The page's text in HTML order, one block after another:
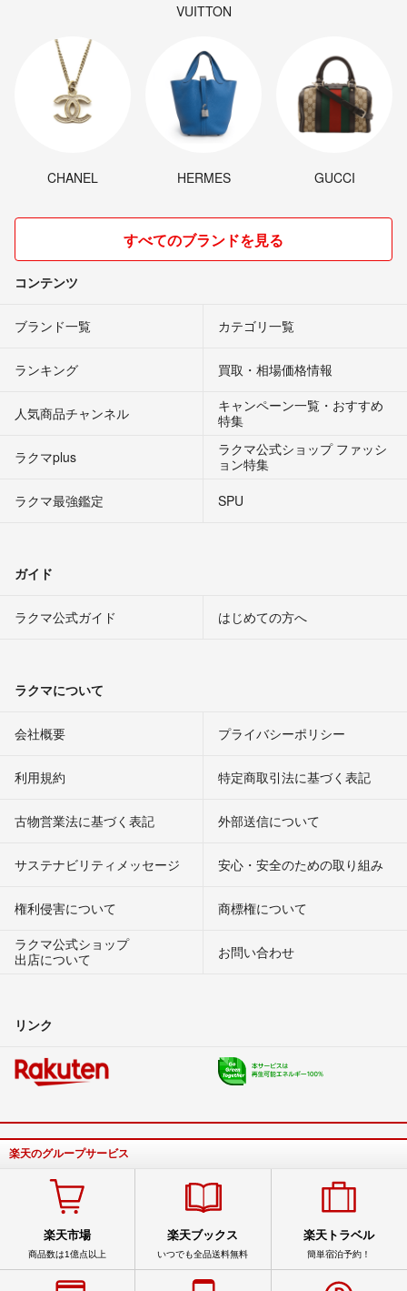
VUITTON
CHANEL HERMES GUCCI
すべてのブランドを見る
コンテンツ
ブランド一覧 カテゴリ一覧
ランキング 買取・相場価格情報
人気商品チャンネル
キャンペーン一覧・おすすめ
特集
ラクマplus
ラクマ公式ショップ ファッシ
ョン特集
ラクマ最強鑑定
SPU
ガイド
ラクマ公式ガイド はじめての方へ
ラクマについて
会社概要 プライバシーポリシー
利用規約 特定商取引法に基づく表記
古物営業法に基づく表記 外部送信について
サステナビリティメッセージ 安心・安全のための取り組み
権利侵害について
商標権について
ラクマ公式ショップ
出店について
お問い合わせ
リンク
楽天のグループサービス
楽天市場
商品数は1億点以上
楽天ブックス
いつでも全品送料無料
楽天トラベル
簡単宿泊予約！